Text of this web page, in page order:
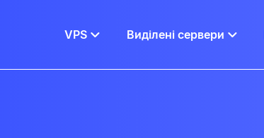
VPS Виділені сервери